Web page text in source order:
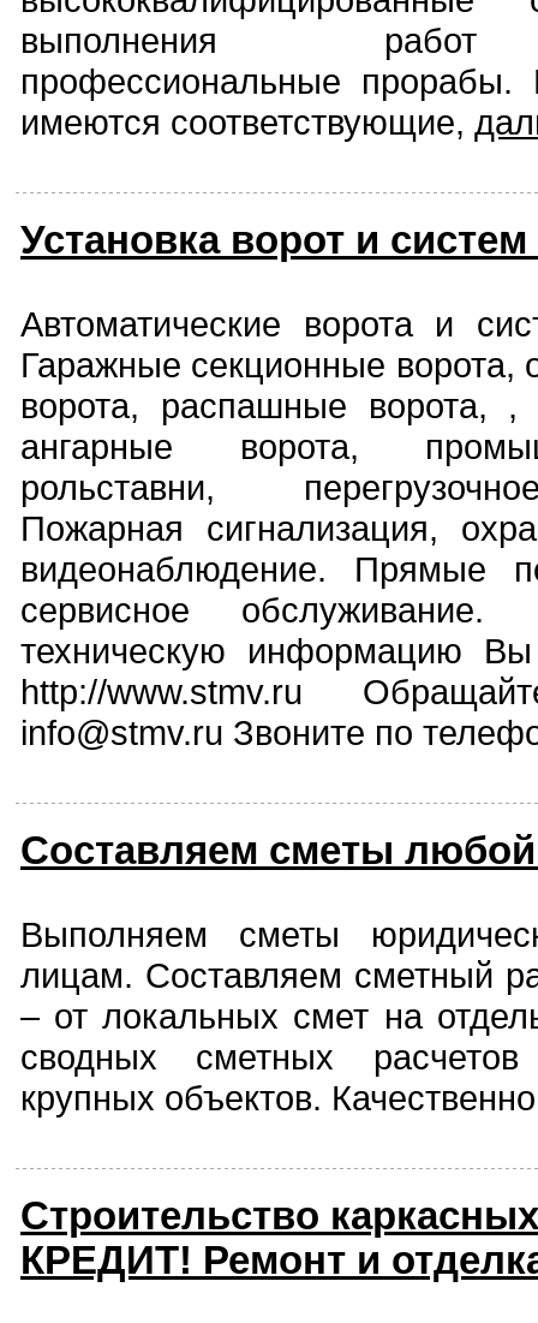
выполнения работ
профессиональные
имеются соответствующие,
Установка ворот и
Автоматические ворота и
Гаражные секционные ворота,
ворота, распашные ворота, ,
ангарные ворота,
рольставни,
Пожарная сигнализация,
видеонаблюдение. Прямые
сервисное
техническую информацию
http://www.stmv.ru
info@stmv.ru Звоните по
Составляем сметы
Выполняем сметы
лицам. Составляем сметный
– от локальных смет на
сводных сметных расчетов
крупных объектов.
Строительство
КРЕДИТ! Ремонт и